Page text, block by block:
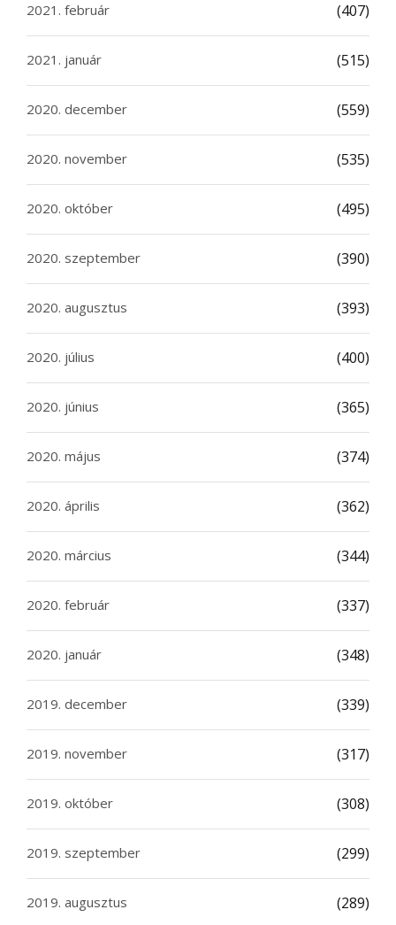
2021. február (407)
2021. január (515)
2020. december (559)
2020. november (535)
2020. október (495)
2020. szeptember (390)
2020. augusztus (393)
2020. július (400)
2020. június (365)
2020. május (374)
2020. április (362)
2020. március (344)
2020. február (337)
2020. január (348)
2019. december (339)
2019. november (317)
2019. október (308)
2019. szeptember (299)
2019. augusztus (289)